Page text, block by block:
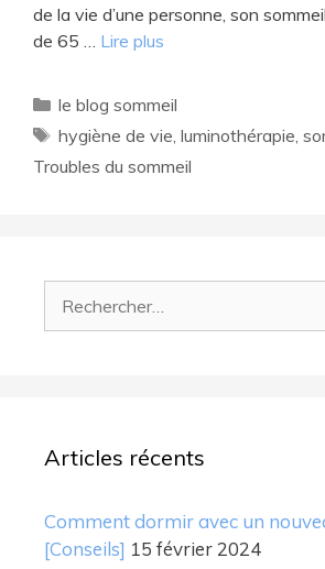
de la vie d’une personne, son
de 65 … Lire plus
Catégories
le blog sommeil
Étiquettes
hygiène de vie, luminothérapie,
Troubles du sommeil
Articles récents
Comment dormir avec un
[Conseils] 15 février 2024